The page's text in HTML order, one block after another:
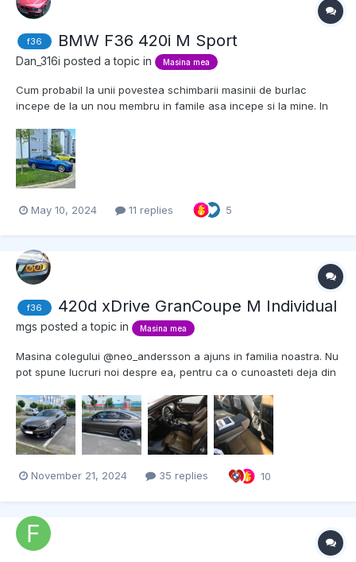
f36 BMW F36 420i M Sport
Dan_316i posted a topic in Masina mea
Cum probabil la unii povestea schimbarii masinii de burlac
incepe de la un nou membru in famile asa incepe si la mine. In
sportiva, asa ca m-am orientat spre 4GC sau X1 e84 (nu radeti).
Cu X1 inlocuiam masina sotiei, iar cu 4GC inlocuiam 33...
May 10, 2024 11 replies 5
f36 420d xDrive GranCoupe M Individual
mgs posted a topic in Masina mea
Masina colegului @neo_andersson a ajuns in familia noastra. Nu
pot spune lucruri noi despre ea, pentru ca o cunoasteti deja din
GranCoupe M Sport Edition Culoare: Frozen Bronze Metallic
Individual Tapiterie: Piele Merino Nutme...
November 21, 2024 35 replies 10